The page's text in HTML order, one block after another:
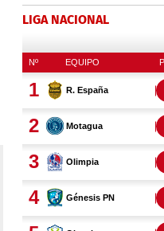
LIGA NACIONAL